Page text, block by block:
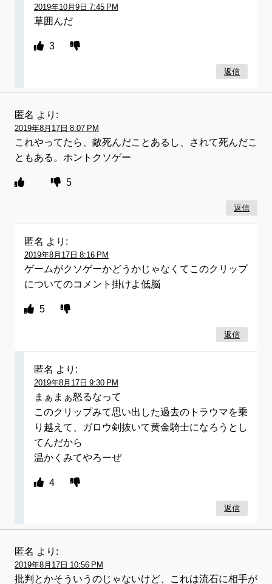
2019年10月9日 7:45 PM
草囲んだ
3
返信
匿名 より:
2019年8月17日 8:07 PM
これやってたら、敵死んだことあるし、されて死んだこ
ともある。ホントクソゲー
5
返信
匿名 より:
2019年8月17日 8:16 PM
ゲームがクソゲーかどうかじゃなくてこのクリップ
についてのコメント掛けよ低脳
5
返信
匿名 より:
2019年8月17日 9:30 PM
まぁまぁ怒るなって
このクリップみて思い出した過去のトラウマを乗
り越えて、ガロウ剣抜いて黄金騎士になろうとし
てんだから
温かくみてやろーぜ
4
返信
匿名 より:
2019年8月17日 10:56 PM
批判とかそういうのじゃないけど、これは流石に相手が